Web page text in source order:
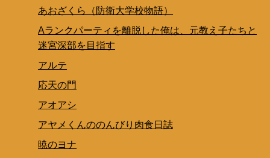
あおざくら（防衛大学校物語）
Aランクパーティを離脱した俺は、元教え子たちと
迷宮深部を目指す
アルテ
応天の門
アオアシ
アヤメくんののんびり肉食日誌
暁のヨナ